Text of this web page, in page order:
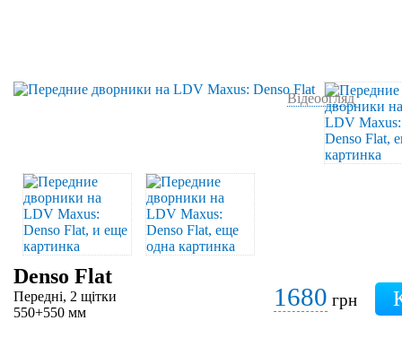
Відеоогляд
Denso Flat
Передні, 2 щітки
550+550 мм
1680 грн